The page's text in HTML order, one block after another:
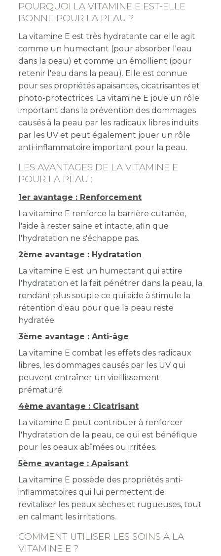
POURQUOI LA VITAMINE E EST-ELLE
BONNE POUR LA PEAU ?
La vitamine E est très hydratante car elle agit
comme un humectant (pour absorber l'eau
dans la peau) et comme un émollient (pour
retenir l'eau dans la peau). Elle est connue
pour ses propriétés apaisantes, cicatrisantes et
photo-protectrices. La vitamine E joue un rôle
important dans la prévention des dommages
causés à la peau par les radicaux libres induits
par les UV et peut également jouer un rôle
anti-inflammatoire important pour la peau.
LES AVANTAGES DE LA VITAMINE E
POUR LA PEAU :
1er avantage : Renforcement
La vitamine E renforce la barrière cutanée,
l'aide à rester saine et intacte, afin que
l'hydratation ne s'échappe pas.
2ème avantage : Hydratation
La vitamine E est un humectant qui attire
l'hydratation et la fait pénétrer dans la peau, la
rendant plus souple ce qui aide à stimule la
rétention d'eau pour que la peau reste
hydratée.
3ème avantage : Anti-âge
La vitamine E combat les effets des radicaux
libres, les dommages causés par les UV qui
peuvent entraîner un vieillissement
prématuré.
4ème avantage : Cicatrisant
La vitamine E peut contribuer à renforcer
l'hydratation de la peau, ce qui est bénéfique
pour les peaux abîmées ou irritées.
5ème avantage : Apaisant
La vitamine E possède des propriétés anti-
inflammatoires qui lui permettent de
revitaliser les peaux sèches et rugueuses, tout
en calmant les irritations.
COMMENT UTILISER LES SOINS À LA
VITAMINE E ?